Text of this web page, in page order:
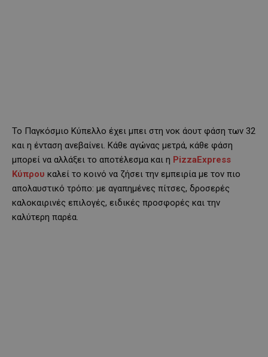
Το Παγκόσμιο Κύπελλο έχει μπει στη νοκ άουτ φάση των 32
και η ένταση ανεβαίνει. Κάθε αγώνας μετρά, κάθε φάση
μπορεί να αλλάξει το αποτέλεσμα και η PizzaExpress
Κύπρου καλεί το κοινό να ζήσει την εμπειρία με τον πιο
απολαυστικό τρόπο: με αγαπημένες πίτσες, δροσερές
καλοκαιρινές επιλογές, ειδικές προσφορές και την
καλύτερη παρέα.